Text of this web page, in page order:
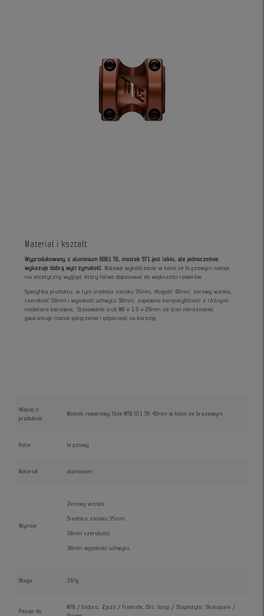
Materiał i kształt
Wyprodukowany z aluminium 6061 T6, mostek ST1 jest lekki, ale jednocześnie
wykazuje dobrą wytrzymałość. Matowe wykończenie w kolorze brązowym nadaje
mu estetyczny wygląd, który łatwo dopasować do większości rowerów.
Specyfika produktu, w tym średnica zacisku 35mm, długość 40mm, zerowy wznios,
szerokość 58mm i wysokość uchwytu 38mm, zapewnia kompatybilność z różnymi
modelami kierownic. Stosowanie śrub M6 x 1.0 x 20mm ze stali nierdzewnej
gwarantuje mocne połączenie i odporność na korozję.
Więcej o
produkcie
Mostek rowerowy Title MTB ST1 35 40mm w kolorze brązowym
Kolor brązowy
Materiał aluminium
Wymiar
Zerowy wznios
Średnica zacisku 35mm
58mm szerokości
38mm wysokość uchwytu
Waga 197g
Pasuje do
MTB / Enduro, Zjazd / Freeride, Dirt Jump / Slopestyle, Skatepark /